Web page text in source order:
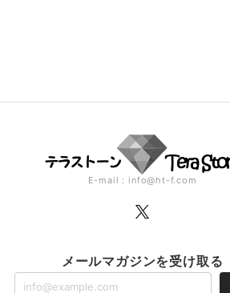
E-mail： info@ht-f.com
メールマガジンを受け取る